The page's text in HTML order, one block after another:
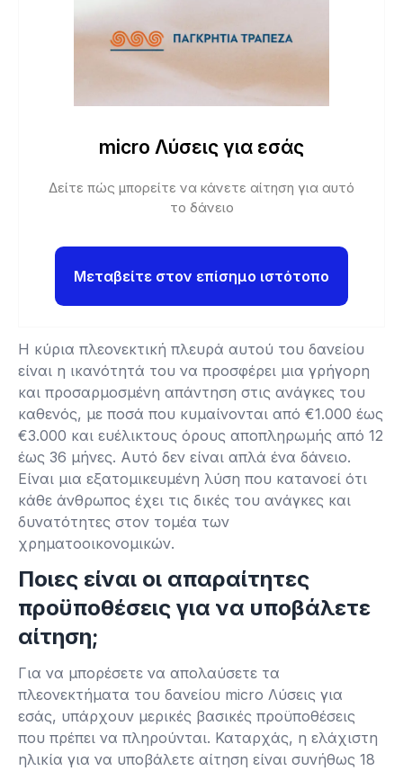
micro Λύσεις για εσάς
Δείτε πώς μπορείτε να κάνετε αίτηση για αυτό
το δάνειο
Μεταβείτε στον επίσημο ιστότοπο
Η κύρια πλεονεκτική πλευρά αυτού του δανείου
είναι η ικανότητά του να προσφέρει μια γρήγορη
και προσαρμοσμένη απάντηση στις ανάγκες του
καθενός, με ποσά που κυμαίνονται από €1.000 έως
€3.000 και ευέλικτους όρους αποπληρωμής από 12
έως 36 μήνες. Αυτό δεν είναι απλά ένα δάνειο.
Είναι μια εξατομικευμένη λύση που κατανοεί ότι
κάθε άνθρωπος έχει τις δικές του ανάγκες και
δυνατότητες στον τομέα των
χρηματοοικονομικών.
Ποιες είναι οι απαραίτητες
προϋποθέσεις για να υποβάλετε
αίτηση;
Για να μπορέσετε να απολαύσετε τα
πλεονεκτήματα του δανείου micro Λύσεις για
εσάς, υπάρχουν μερικές βασικές προϋποθέσεις
που πρέπει να πληρούνται. Καταρχάς, η ελάχιστη
ηλικία για να υποβάλετε αίτηση είναι συνήθως 18